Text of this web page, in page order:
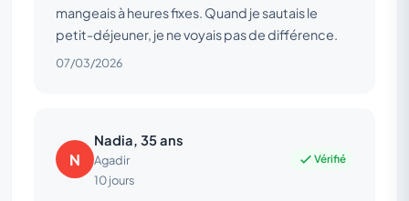
mangeais à heures fixes. Quand je sautais le
petit-déjeuner, je ne voyais pas de différence.
07/03/2026
N
Nadia, 35 ans
Agadir
10 jours
Vérifié